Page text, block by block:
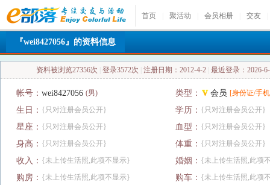
首页 聚活动 会员相册 交友
『wei8427056』的资料信息
资料被浏览27356次 登录3572次 注册日期：2012-4-2 最近登录：2026-
帐号： wei8427056 (男) 类型： 会员 [身份证/手
生日： {只对注册会员公开} 学历： {只对注册会员公开}
星座： {只对注册会员公开} 血型： {只对注册会员公开}
身高： {只对注册会员公开} 体重： {只对注册会员公开}
收入： {未上传生活照,此项不显示} 婚姻： {未上传生活照,此项
购房： {未上传生活照,此项不显示} 购车： {未上传生活照,此项